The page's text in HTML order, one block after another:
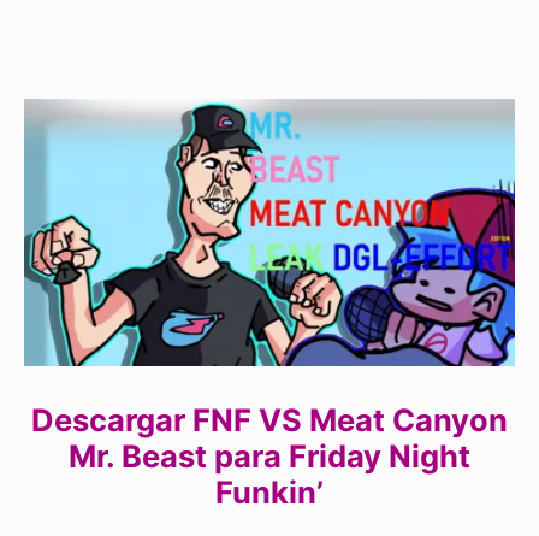
Descargar FNF VS Meat Canyon
Mr. Beast para Friday Night
Funkin’